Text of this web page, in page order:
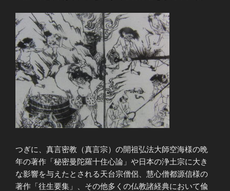
つぎに、真言密教（真言宗）の開祖弘法大師空海様の晩
年の著作「秘密曼陀羅十住心論」や日本の浄土宗に大き
な影響を与えたとされる天台宗僧侶、慧心僧都源信様の
著作「往生要集」、その他多くの仏教諸経典において偸